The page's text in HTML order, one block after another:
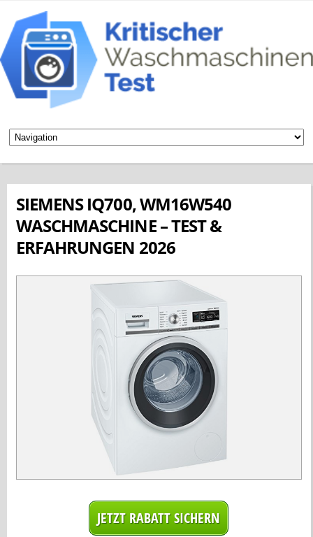
SIEMENS IQ700, WM16W540
WASCHMASCHINE – TEST &
ERFAHRUNGEN 2026